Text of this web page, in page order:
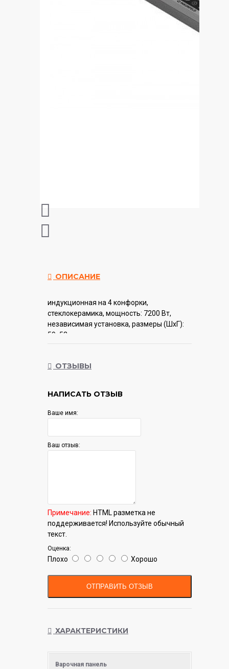
ОПИСАНИЕ
индукционная на 4 конфорки,
cтеклокерамика, мощность: 7200 Вт,
независимая установка, размеры (ШхГ):
59x52 см
ОТЗЫВЫ
НАПИСАТЬ ОТЗЫВ
Ваше имя:
Ваш отзыв:
Примечание: HTML разметка не
поддерживается! Используйте обычный
текст.
Оценка:
Плохо Хорошо
ОТПРАВИТЬ ОТЗЫВ
ХАРАКТЕРИСТИКИ
Варочная панель